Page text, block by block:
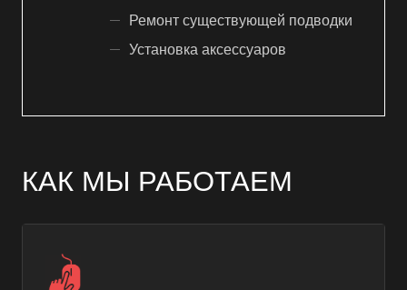
Ремонт существующей подводки
Установка аксессуаров
КАК МЫ РАБОТАЕМ